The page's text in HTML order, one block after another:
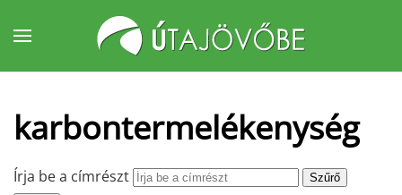
Fő tartalom átugrása
karbontermelékenység
Írja be a címrészt
Szűrő